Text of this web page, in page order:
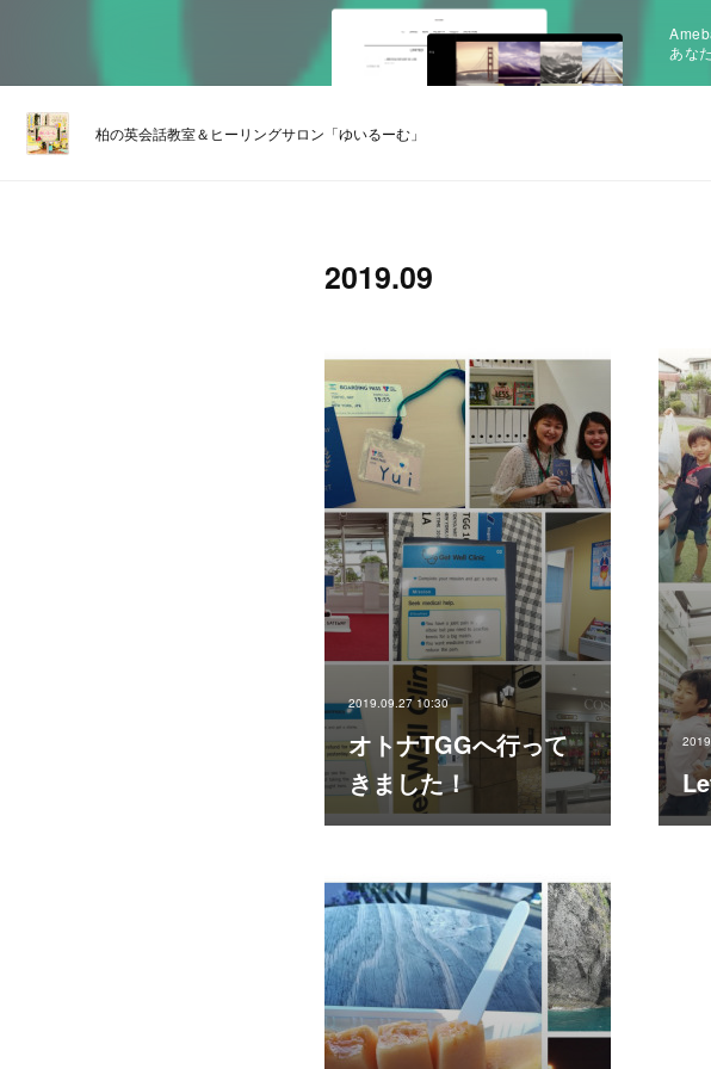
あな
柏の英会話教室＆ヒーリングサロン「ゆいるーむ」
2019.09
2019.09.27 10:30
オトナTGGへ行って
きました！